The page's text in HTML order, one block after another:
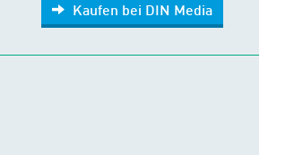
Kaufen bei DIN Media